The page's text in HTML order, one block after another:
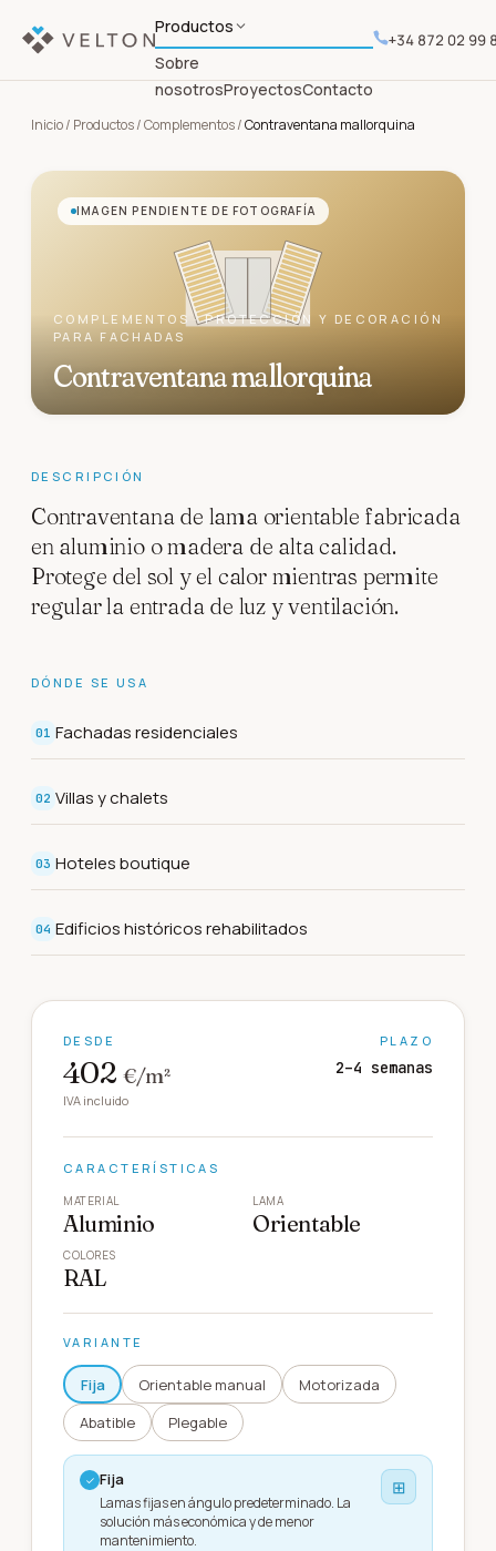
Productos
Sobre
nosotrosProyectosContacto
+34 872 02 99
Inicio/ Productos/Complementos/Contraventana mallorquina
IMAGEN PENDIENTE DE FOTOGRAFÍA
COMPLEMENTOS ·PROTECCIÓN Y DECORACIÓN
PARA FACHADAS
Contraventana mallorquina
DESCRIPCIÓN
Contraventana de lama orientable fabricada
en aluminio o madera de alta calidad.
Protege del sol y el calor mientras permite
regular la entrada de luz y ventilación.
DÓNDE SE USA
01 Fachadas residenciales
02 Villas y chalets
03 Hoteles boutique
04 Edificios históricos rehabilitados
DESDE
402 €/m²
IVA incluido
PLAZO
2–4 semanas
CARACTERÍSTICAS
MATERIAL
Aluminio
LAMA
Orientable
COLORES
RAL
VARIANTE
Fija Orientable manual
Motorizada
Abatible
Plegable
✓ Fija
Lamas fijas en ángulo predeterminado. La
solución más económica y de menor
mantenimiento.
⊞